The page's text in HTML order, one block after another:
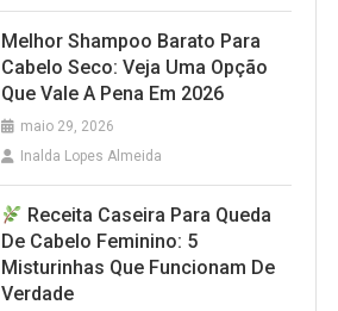
Melhor Shampoo Barato Para
Cabelo Seco: Veja Uma Opção
Que Vale A Pena Em 2026
maio 29, 2026
Inalda Lopes Almeida
Receita Caseira Para Queda
De Cabelo Feminino: 5
Misturinhas Que Funcionam De
Verdade